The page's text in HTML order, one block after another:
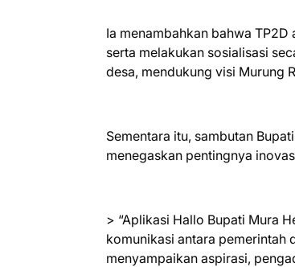
Ia menambahkan bahwa
serta melakukan sosialisasi
desa, mendukung visi Murung
Sementara itu, sambutan
menegaskan pentingnya
> “Aplikasi Hallo Bupati Mura
komunikasi antara pemerintah
menyampaikan aspirasi,